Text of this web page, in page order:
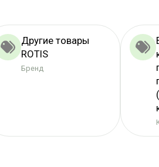
Другие товары
ROTIS
Бренд